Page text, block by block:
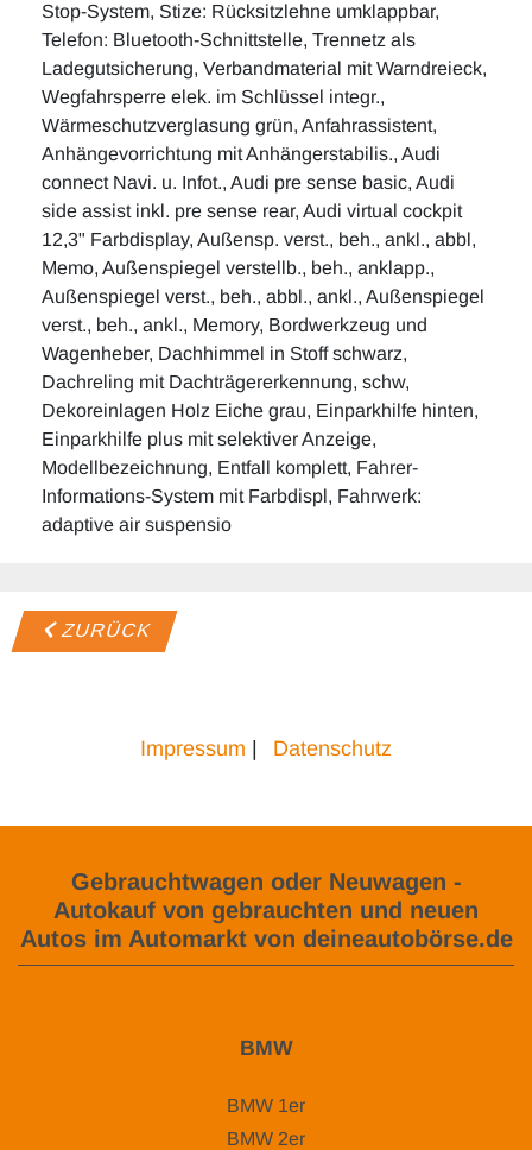
Stop-System, Stize: Rücksitzlehne umklappbar,
Telefon: Bluetooth-Schnittstelle, Trennetz als
Ladegutsicherung, Verbandmaterial mit Warndreieck,
Wegfahrsperre elek. im Schlüssel integr.,
Wärmeschutzverglasung grün, Anfahrassistent,
Anhängevorrichtung mit Anhängerstabilis., Audi
connect Navi. u. Infot., Audi pre sense basic, Audi
side assist inkl. pre sense rear, Audi virtual cockpit
12,3" Farbdisplay, Außensp. verst., beh., ankl., abbl,
Memo, Außenspiegel verstellb., beh., anklapp.,
Außenspiegel verst., beh., abbl., ankl., Außenspiegel
verst., beh., ankl., Memory, Bordwerkzeug und
Wagenheber, Dachhimmel in Stoff schwarz,
Dachreling mit Dachträgererkennung, schw,
Dekoreinlagen Holz Eiche grau, Einparkhilfe hinten,
Einparkhilfe plus mit selektiver Anzeige,
Modellbezeichnung, Entfall komplett, Fahrer-
Informations-System mit Farbdispl, Fahrwerk:
adaptive air suspensio
ZURÜCK
Impressum | Datenschutz
Gebrauchtwagen oder Neuwagen -
Autokauf von gebrauchten und neuen
Autos im Automarkt von deineautobörse.de
BMW
BMW 1er
BMW 2er